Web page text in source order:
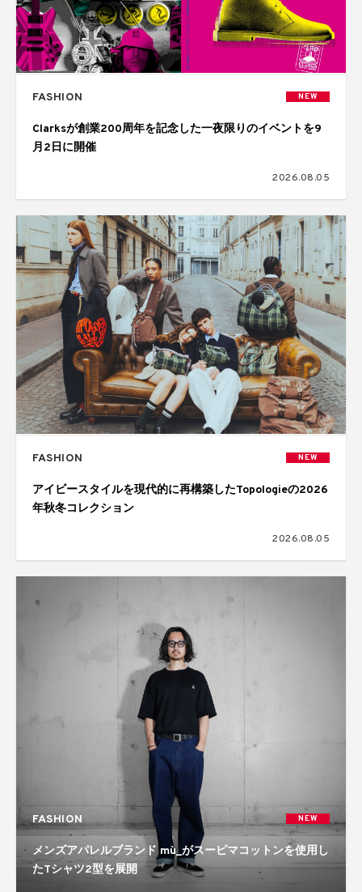
FASHION NEW
Clarksが創業200周年を記念した一夜限りのイベントを9
月2日に開催
2026.08.05
FASHION NEW
アイビースタイルを現代的に再構築したTopologieの2026
年秋冬コレクション
2026.08.05
FASHION NEW
メンズアパレルブランド mù_がスーピマコットンを使用し
たTシャツ2型を展開